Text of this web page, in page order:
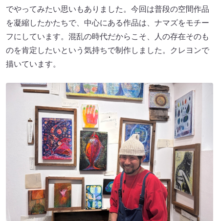
でやってみたい思いもありました。今回は普段の空間作品
を凝縮したかたちで、中心にある作品は、ナマズをモチー
フにしています。混乱の時代だからこそ、人の存在そのも
のを肯定したいという気持ちで制作しました。クレヨンで
描いています。